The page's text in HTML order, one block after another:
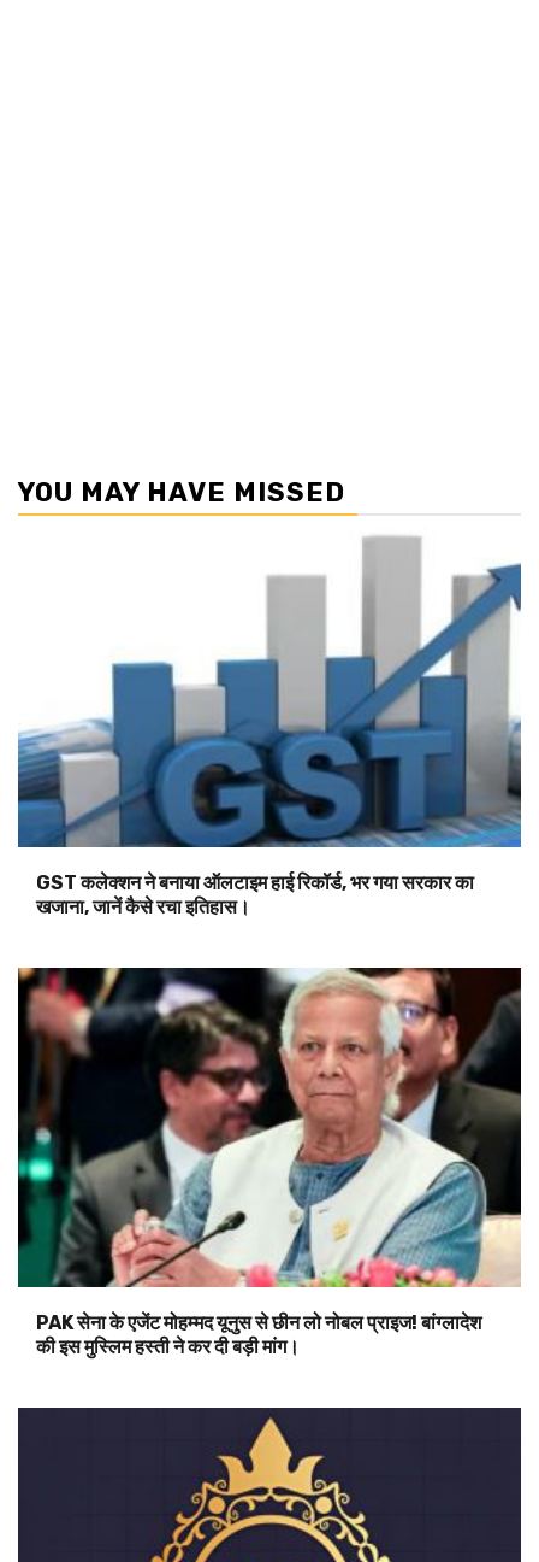
YOU MAY HAVE MISSED
GST कलेक्शन ने बनाया ऑलटाइम हाई रिकॉर्ड, भर गया सरकार का
खजाना, जानें कैसे रचा इतिहास।
PAK सेना के एजेंट मोहम्मद यूनुस से छीन लो नोबल प्राइज! बांग्लादेश
की इस मुस्लिम हस्ती ने कर दी बड़ी मांग।